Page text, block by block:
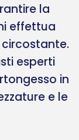
la
effettua
circostante.
esperti
in
e le